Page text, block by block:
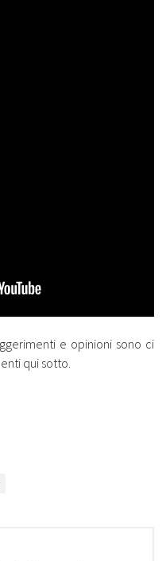
e opinioni sono ci
qui sotto.